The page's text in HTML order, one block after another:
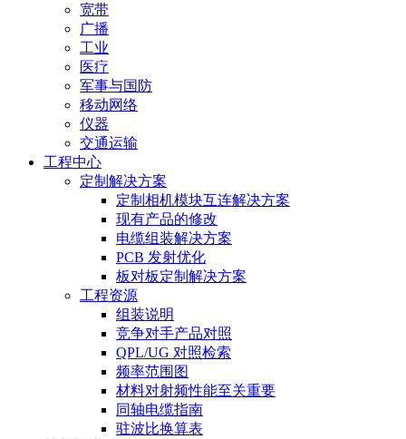
宽带
广播
工业
医疗
军事与国防
移动网络
仪器
交通运输
工程中心
定制解决方案
定制相机模块互连解决方案
现有产品的修改
电缆组装解决方案
PCB 发射优化
板对板定制解决方案
工程资源
组装说明
竞争对手产品对照
QPL/UG 对照检索
频率范围图
材料对射频性能至关重要
同轴电缆指南
驻波比换算表